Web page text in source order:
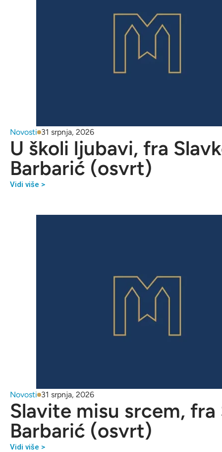
Novosti 31 srpnja, 2026
U školi ljubavi, fra
Barbarić (osvrt)
Vidi više >
Novosti 31 srpnja, 2026
Slavite misu srcem, fra
Barbarić (osvrt)
Vidi više >